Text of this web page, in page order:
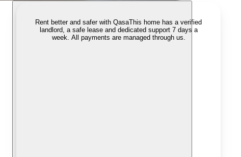
Rent better and safer with QasaThis home has a verified
landlord, a safe lease and dedicated support 7 days a
week. All payments are managed through us.